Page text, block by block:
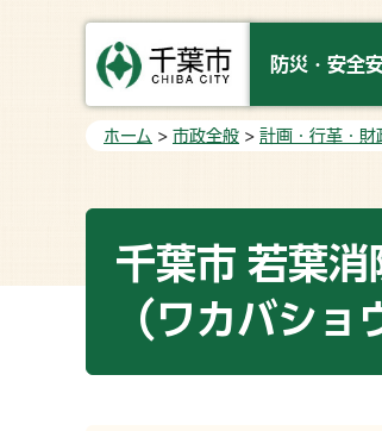
防災・安全
ホーム > 市政全般 > 計画・行革・財
千葉市 若葉
（ワカバショ